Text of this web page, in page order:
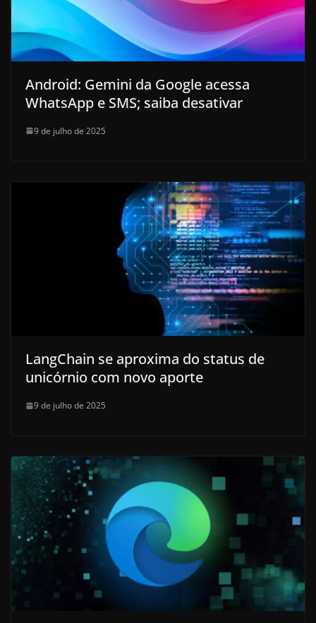
Android: Gemini da Google acessa
WhatsApp e SMS; saiba desativar
9 de julho de 2025
LangChain se aproxima do status de
unicórnio com novo aporte
9 de julho de 2025